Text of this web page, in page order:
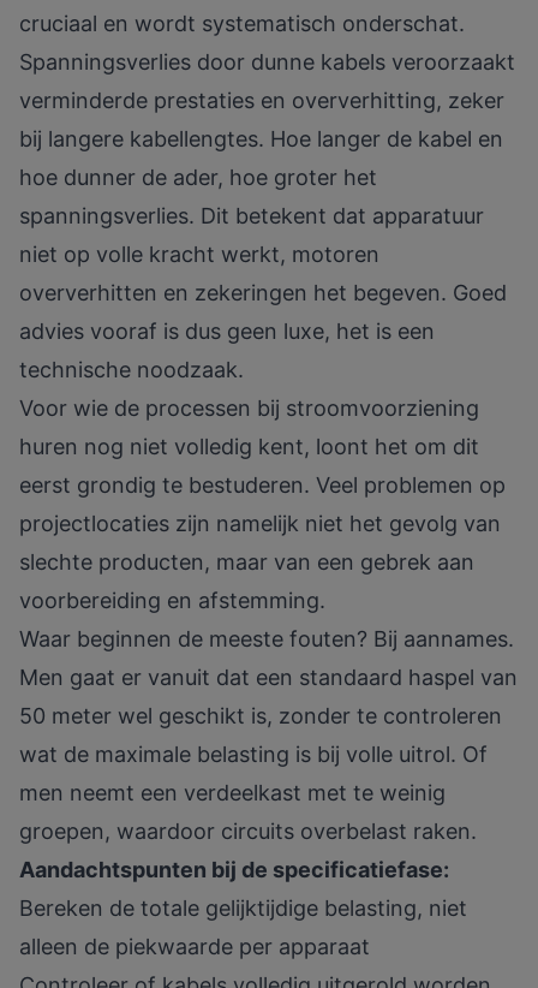
cruciaal en wordt systematisch onderschat.
Spanningsverlies door dunne kabels veroorzaakt
verminderde prestaties en oververhitting, zeker
bij langere kabellengtes. Hoe langer de kabel en
hoe dunner de ader, hoe groter het
spanningsverlies. Dit betekent dat apparatuur
niet op volle kracht werkt, motoren
oververhitten en zekeringen het begeven. Goed
advies vooraf is dus geen luxe, het is een
technische noodzaak.
Voor wie de processen bij stroomvoorziening
huren nog niet volledig kent, loont het om dit
eerst grondig te bestuderen. Veel problemen op
projectlocaties zijn namelijk niet het gevolg van
slechte producten, maar van een gebrek aan
voorbereiding en afstemming.
Waar beginnen de meeste fouten? Bij aannames.
Men gaat er vanuit dat een standaard haspel van
50 meter wel geschikt is, zonder te controleren
wat de maximale belasting is bij volle uitrol. Of
men neemt een verdeelkast met te weinig
groepen, waardoor circuits overbelast raken.
Aandachtspunten bij de specificatiefase:
Bereken de totale gelijktijdige belasting, niet
alleen de piekwaarde per apparaat